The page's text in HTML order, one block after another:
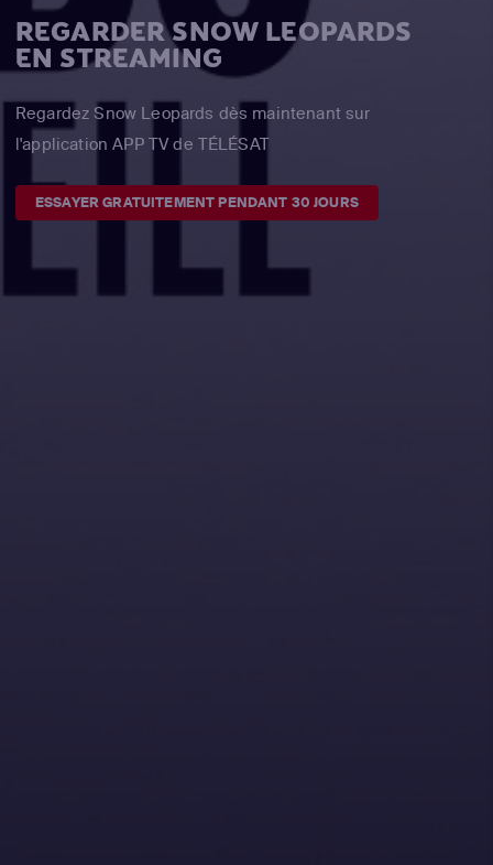
REGARDER SNOW LEOPARDS
EN STREAMING
Regardez Snow Leopards dès maintenant sur
l'application APP TV de TÉLÉSAT
ESSAYER GRATUITEMENT PENDANT 30 JOURS